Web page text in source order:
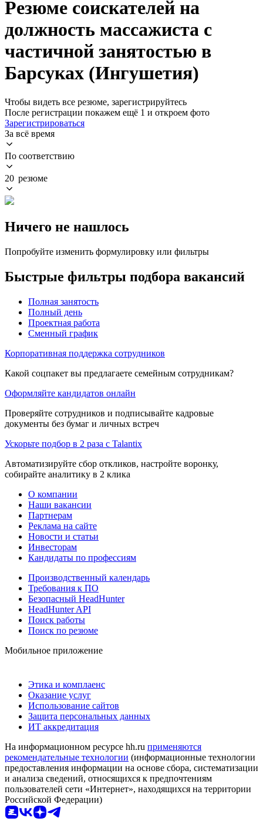
Резюме соискателей на
должность массажиста с
частичной занятостью в
Барсуках (Ингушетия)
Чтобы видеть все резюме, зарегистрируйтесь
После регистрации покажем ещё 1 и откроем фото
Зарегистрироваться
За всё время
По соответствию
20 резюме
Ничего не нашлось
Попробуйте изменить формулировку или фильтры
Быстрые фильтры подбора вакансий
Полная занятость
Полный день
Проектная работа
Сменный график
Корпоративная поддержка сотрудников
Какой соцпакет вы предлагаете семейным сотрудникам?
Оформляйте кандидатов онлайн
Проверяйте сотрудников и подписывайте кадровые
документы без бумаг и личных встреч
Ускорьте подбор в 2 раза с Talantix
Автоматизируйте сбор откликов, настройте воронку,
собирайте аналитику в 2 клика
О компании
Наши вакансии
Партнерам
Реклама на сайте
Новости и статьи
Инвесторам
Кандидаты по профессиям
Производственный календарь
Требования к ПО
Безопасный HeadHunter
HeadHunter API
Поиск работы
Поиск по резюме
Мобильное приложение
Этика и комплаенс
Оказание услуг
Использование сайтов
Защита персональных данных
ИТ аккредитация
На информационном ресурсе hh.ru применяются
рекомендательные технологии (информационные технологии
предоставления информации на основе сбора, систематизации
и анализа сведений, относящихся к предпочтениям
пользователей сети «Интернет», находящихся на территории
Российской Федерации)